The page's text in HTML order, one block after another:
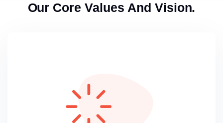
Our Core Values And Vision.